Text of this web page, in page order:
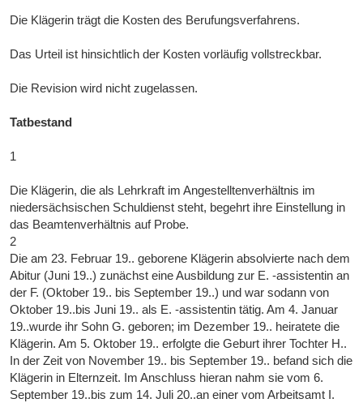
Die Klägerin trägt die Kosten des Berufungsverfahrens.
Das Urteil ist hinsichtlich der Kosten vorläufig vollstreckbar.
Die Revision wird nicht zugelassen.
Tatbestand
1
Die Klägerin, die als Lehrkraft im Angestelltenverhältnis im
niedersächsischen Schuldienst steht, begehrt ihre Einstellung in
das Beamtenverhältnis auf Probe.
2
Die am 23. Februar 19.. geborene Klägerin absolvierte nach dem
Abitur (Juni 19..) zunächst eine Ausbildung zur E. -assistentin an
der F. (Oktober 19.. bis September 19..) und war sodann von
Oktober 19..bis Juni 19.. als E. -assistentin tätig. Am 4. Januar
19..wurde ihr Sohn G. geboren; im Dezember 19.. heiratete die
Klägerin. Am 5. Oktober 19.. erfolgte die Geburt ihrer Tochter H..
In der Zeit von November 19.. bis September 19.. befand sich die
Klägerin in Elternzeit. Im Anschluss hieran nahm sie vom 6.
September 19..bis zum 14. Juli 20..an einer vom Arbeitsamt I.